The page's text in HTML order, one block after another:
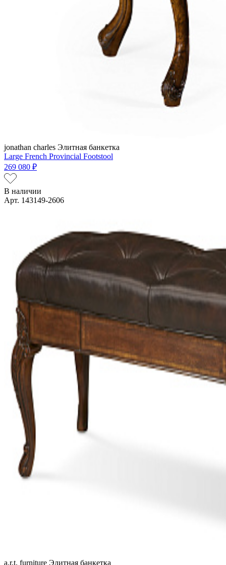
jonathan charles Элитная банкетка
Large French Provincial Footstool
269 080 ₽
В наличии
Арт. 143149-2606
a.r.t. furniture Элитная банкетка